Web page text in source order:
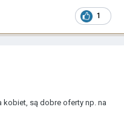
1
kobiet, są dobre oferty np. na